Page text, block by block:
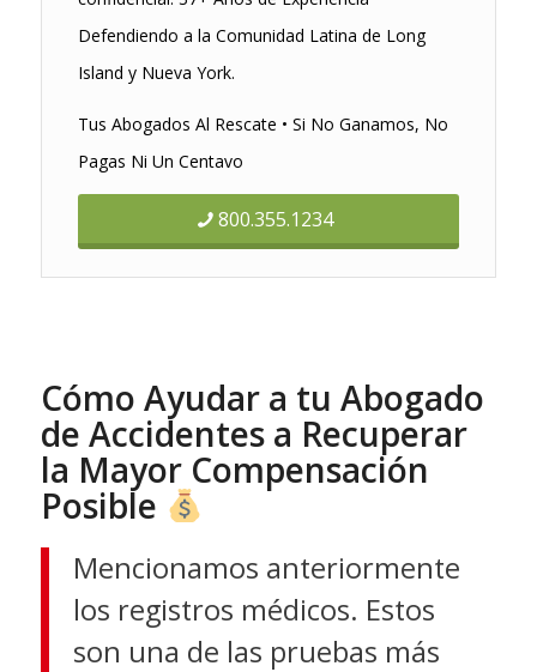
Defendiendo a la Comunidad Latina de Long
Island y Nueva York.
Tus Abogados Al Rescate • Si No Ganamos, No
Pagas Ni Un Centavo
800.355.1234
Cómo Ayudar a tu Abogado
de Accidentes a Recuperar
la Mayor Compensación
Posible
Mencionamos anteriormente
los registros médicos. Estos
son una de las pruebas más